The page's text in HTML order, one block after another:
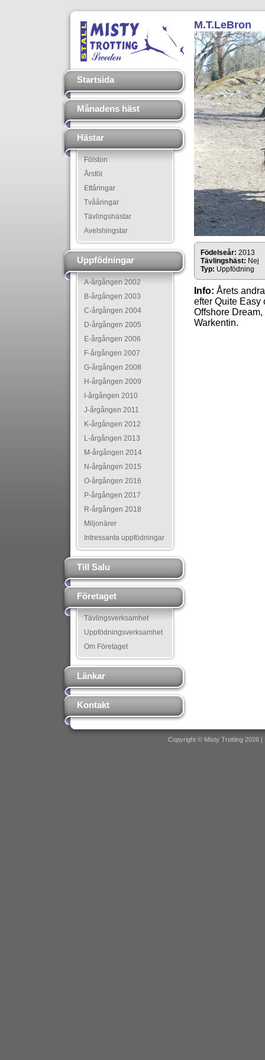
Startsida
Månadens häst
Hästar
Fölston
Årsföl
Ettåringar
Tvååringar
Tävlingshästar
Avelshingstar
Uppfödningar
A-årgången 2002
B-årgången 2003
C-årgången 2004
D-årgången 2005
E-årgången 2006
F-årgången 2007
G-årgången 2008
H-årgången 2009
I-årgången 2010
J-årgången 2011
K-årgången 2012
L-årgången 2013
M-årgången 2014
N-årgången 2015
O-årgången 2016
P-årgången 2017
R-årgången 2018
Miljonärer
Intressanta uppfödningar
Till Salu
Företaget
Tävlingsverksamhet
Uppfödningsverksamhet
Om Företaget
Länkar
Kontakt
M.T.LeBron
Födelseår: 2013
Tävlingshäst: Nej
Typ: Uppfödning
Info: Årets
efter Quite Easy
Offshore
Warkentin.
Copyright © Misty Trotting 2026